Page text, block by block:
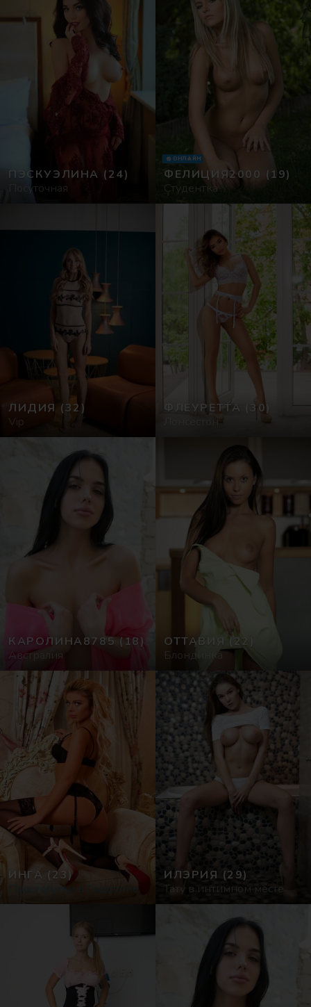
ПЭСКУЭЛИНА (24)
Посуточная
ФЕЛИЦИЯ2000 (19)
Студентка
ОНЛАЙН
ЛИДИЯ (32)
Vip
ФЛЕУРЕТТА
(30)
КАРОЛИНА8785 (18)
Австралия
ОТТАВИЯ (22)
Блондинка
ИНГА (23)
Проститутки в Гладстоне
ИЛЭРИЯ (29)
Тату в интимном месте